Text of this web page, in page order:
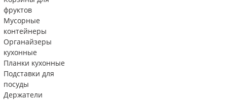
фруктов
Мусорные
контейнеры
Органайзеры
кухонные
Планки кухонные
Подставки для
посуды
Держатели